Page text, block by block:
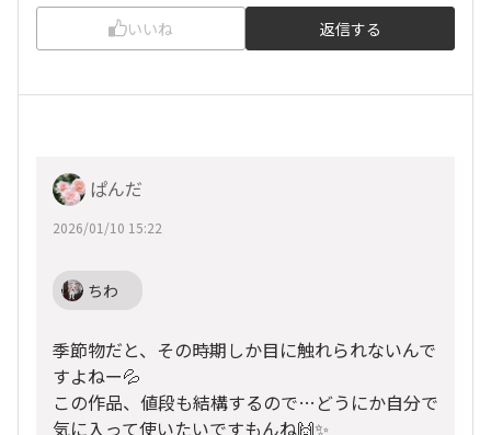
いいね 返信する
ぱんだ
2026/01/10 15:22
ちわ
季節物だと、その時期しか目に触れられないんで
すよねー💦
この作品、値段も結構するので…どうにか自分で
気に入って使いたいですもんね🙌✨